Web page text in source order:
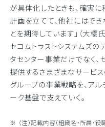
が具体化したときも、確実
計画を立てて、他社にはで
とを期待しています」（大橋氏
セコムトラストシステムズの
タセンター事業だけでなく、
提供するさまざまなサービ
グループの事業戦略を、アル
ーク基盤で支えていく。
（注）記載内容（組織名・所属・